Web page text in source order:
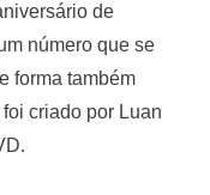
de
número que se
forma também
criado por Luan